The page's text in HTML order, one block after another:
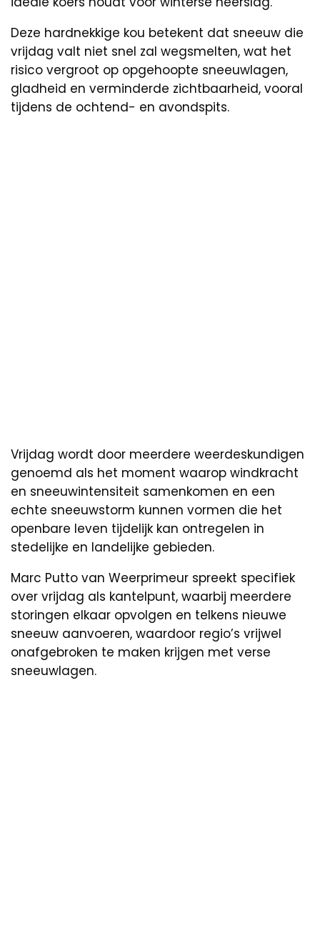
Deze hardnekkige kou betekent dat sneeuw die
vrijdag valt niet snel zal wegsmelten, wat het
risico vergroot op opgehoopte sneeuwlagen,
gladheid en verminderde zichtbaarheid, vooral
tijdens de ochtend- en avondspits.
Vrijdag wordt door meerdere weerdeskundigen
genoemd als het moment waarop windkracht
en sneeuwintensiteit samenkomen en een
echte sneeuwstorm kunnen vormen die het
openbare leven tijdelijk kan ontregelen in
stedelijke en landelijke gebieden.
Marc Putto van Weerprimeur spreekt specifiek
over vrijdag als kantelpunt, waarbij meerdere
storingen elkaar opvolgen en telkens nieuwe
sneeuw aanvoeren, waardoor regio’s vrijwel
onafgebroken te maken krijgen met verse
sneeuwlagen.